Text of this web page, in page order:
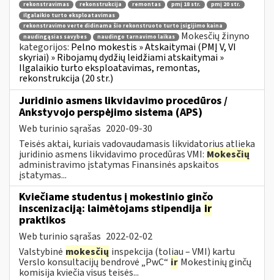
rekonstravimas rekonstrukcija remontas pmį 18 str.
pmį 20 str.
ilgalaikio turto eksploatavimas
rekonstravimo verte didinama šio rekonstruoto turto įsigijimo kaina
naudingąsias savybes
naudingo tarnavimo laikas
Mokesčių žinyno
kategorijos: Pelno mokestis » Atskaitymai (PMĮ V, VI
skyriai) » Ribojamų dydžių leidžiami atskaitymai »
Ilgalaikio turto eksploatavimas, remontas,
rekonstrukcija (20 str.)
Juridinio asmens likvidavimo procedūros /
Ankstyvojo perspėjimo sistema (APS)
Web turinio sąrašas 2020-09-30
Teisės aktai, kuriais vadovaudamasis likvidatorius atlieka
juridinio asmens likvidavimo procedūras VMI: Mokesčių
administravimo įstatymas Finansinės apskaitos
įstatymas...
Kviečiame studentus į mokestinio ginčo
inscenizaciją: laimėtojams stipendija ir
praktikos
Web turinio sąrašas 2022-02-02
Valstybinė mokesčių inspekcija (toliau – VMI) kartu
Verslo konsultacijų bendrovė „PwC“ ir Mokestinių ginčų
komisija kviečia visus teisės...